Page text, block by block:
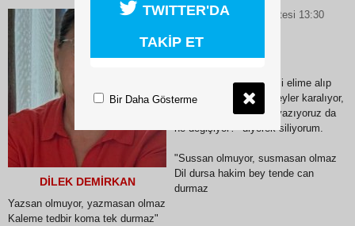
DİLEK DEMİRKAN
01 Haziran 2026 Pazartesi 13:30
Uzun zamandır kalemi elime alıp
alıp bırakıyorum. Bir şeyler karalıyor,
sonra "Aman boş ver, yazıyoruz da
ne değişiyor?" diyerek siliyorum.
"Sussan olmuyor, susmasan olmaz
Dil dursa hakim bey tende can
durmaz
Yazsan olmuyor, yazmasan olmaz
Kaleme tedbir koma tek durmaz"
TWITTER'DA
TAKİP ET
Bir Daha Gösterme